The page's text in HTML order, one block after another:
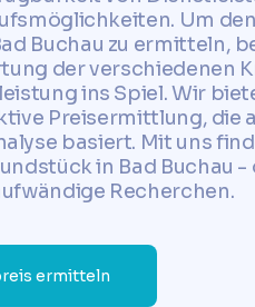
Um
Buchau zu ermitteln,
der verschiedenen
ins Spiel. Wir
Preisermittlung, die
basiert. Mit uns
in Bad Buchau
Recherchen.
ermitteln